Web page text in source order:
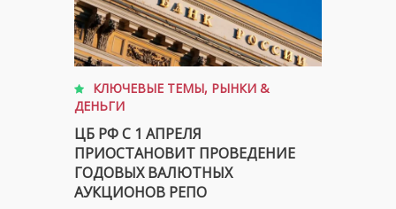
КЛЮЧЕВЫЕ ТЕМЫ, РЫНКИ &
ДЕНЬГИ
ЦБ РФ С 1 АПРЕЛЯ
ПРИОСТАНОВИТ ПРОВЕДЕНИЕ
ГОДОВЫХ ВАЛЮТНЫХ
АУКЦИОНОВ РЕПО